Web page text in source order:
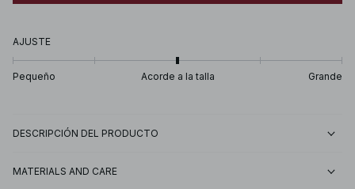
AJUSTE
Pequeño Acorde a la talla Grande
DESCRIPCIÓN DEL PRODUCTO
MATERIALS AND CARE